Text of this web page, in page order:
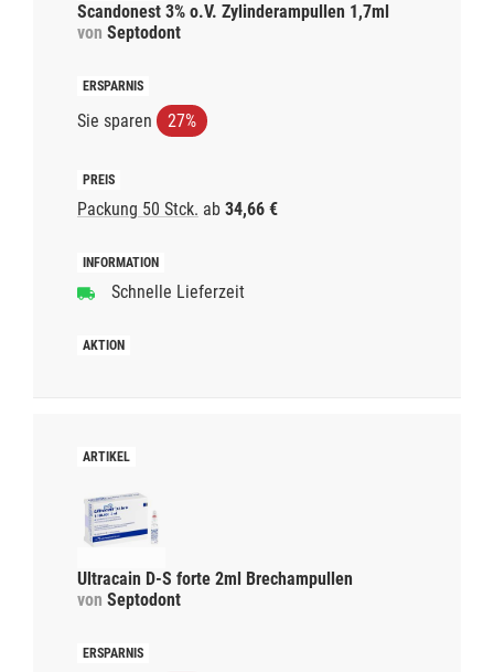
Scandonest 3% o.V. Zylinderampullen 1,7ml
von Septodont
Sie sparen 27%
Packung 50 Stck. ab 34,66 €
Schnelle Lieferzeit
Ultracain D-S forte 2ml Brechampullen
von Septodont